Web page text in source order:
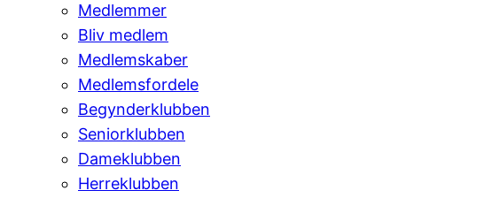
Medlemmer
Bliv medlem
Medlemskaber
Medlemsfordele
Begynderklubben
Seniorklubben
Dameklubben
Herreklubben